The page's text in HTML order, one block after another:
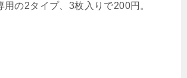
の2タイプ、3枚入りで200円。